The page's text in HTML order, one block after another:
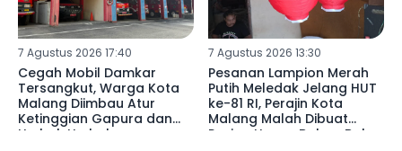
7 Agustus 2026 17:40
Cegah Mobil Damkar
Tersangkut, Warga Kota
Malang Diimbau Atur
Ketinggian Gapura dan
Umbul-Umbul
7 Agustus 2026 13:30
Pesanan Lampion Merah
Putih Meledak Jelang HUT
ke-81 RI, Perajin Kota
Malang Malah Dibuat
Pusing Harga Bahan Baku